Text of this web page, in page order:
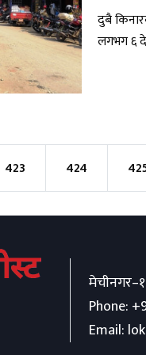
दुबै
लगभग ६
423 424
Phone:
Email: